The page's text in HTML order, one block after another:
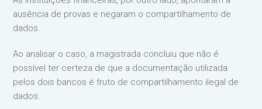
ausência de provas e negaram o compartilhamento de
dados.
Ao analisar o caso, a magistrada concluiu que não é
possível ter certeza de que a documentação utilizada
pelos dois bancos é fruto de compartilhamento ilegal de
dados.